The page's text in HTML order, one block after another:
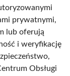
prywatnymi,
lub oferują
i weryfikację
Obsługi